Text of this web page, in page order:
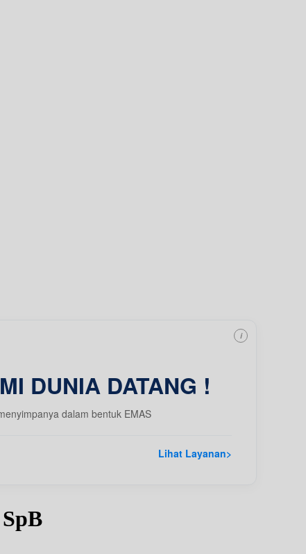
DUNIA DATANG !
dalam bentuk EMAS
Lihat Layanan>
i